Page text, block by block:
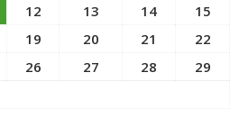
12 13 14
15
19 20 21
22
26 27 28
29